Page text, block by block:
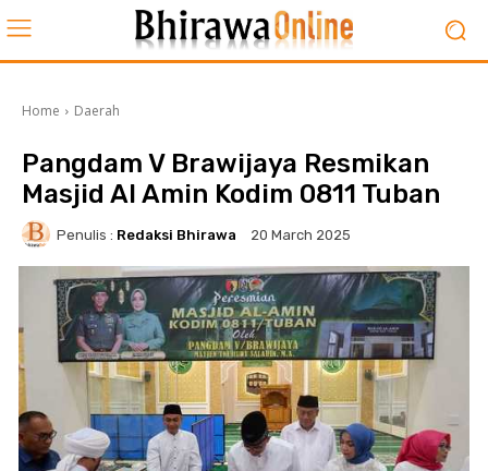
Home Daerah
Pangdam V Brawijaya Resmikan
Masjid Al Amin Kodim 0811 Tuban
Penulis : Redaksi Bhirawa 20 March 2025